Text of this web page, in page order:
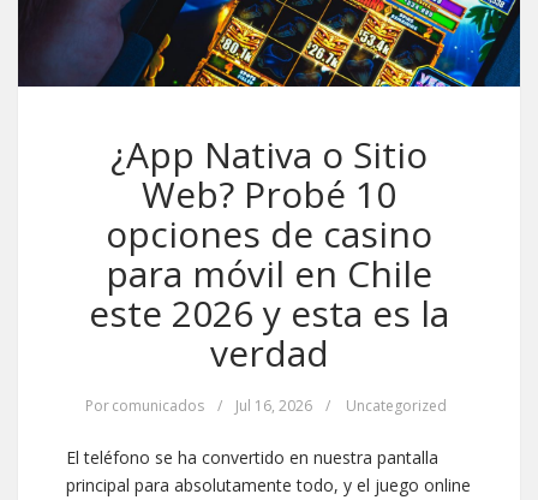
¿App Nativa o Sitio
Web? Probé 10
opciones de casino
para móvil en Chile
este 2026 y esta es la
verdad
Porcomunicados / Jul 16, 2026 / Uncategorized
El teléfono se ha convertido en nuestra pantalla
principal para absolutamente todo, y el juego online